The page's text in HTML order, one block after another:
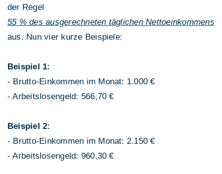
der Regel
55 % des ausgerechneten täglichen Nettoeinkommens
aus. Nun vier kurze Beispiele:
Beispiel 1:
- Brutto-Einkommen im Monat: 1.000 €
- Arbeitslosengeld: 566,70 €
Beispiel 2:
- Brutto-Einkommen im Monat: 2.150 €
- Arbeitslosengeld: 960,30 €